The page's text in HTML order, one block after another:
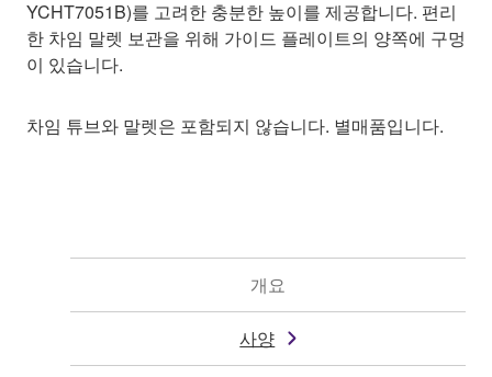
YCHT7051B)를 고려한 충분한 높이를 제공합니다. 편리
한 차임 말렛 보관을 위해 가이드 플레이트의 양쪽에 구멍
이 있습니다.
차임 튜브와 말렛은 포함되지 않습니다. 별매품입니다.
개요
사양